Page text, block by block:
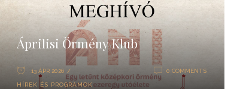
Áprilisi Örmény Klub
13 ÁPR 2026
HÍREK ÉS PROGRAMOK
0 COMMENTS